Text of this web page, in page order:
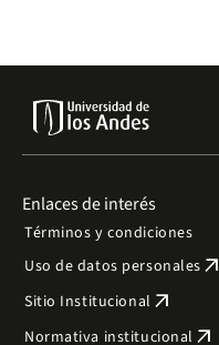
Enlaces de interés
Términos y condiciones
Uso de datos personales arrow_outward
Sitio Institucional arrow_outward
Normativa institucional arrow_outward